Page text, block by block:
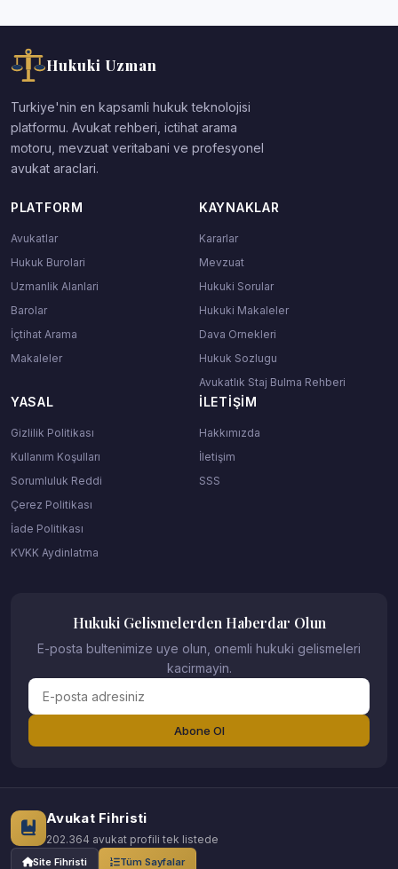
Hukuki Uzman
Turkiye'nin en kapsamli hukuk teknolojisi
platformu. Avukat rehberi, ictihat arama
motoru, mevzuat veritabani ve profesyonel
avukat araclari.
PLATFORM
Avukatlar
Hukuk Burolari
Uzmanlik Alanlari
Barolar
İçtihat Arama
Makaleler
KAYNAKLAR
Kararlar
Mevzuat
Hukuki Sorular
Hukuki Makaleler
Dava Ornekleri
Hukuk Sozlugu
Avukatlık Staj Bulma Rehberi
YASAL
Gizlilik Politikası
Kullanım Koşulları
Sorumluluk Reddi
Çerez Politikası
İade Politikası
KVKK Aydinlatma
İLETIŞIM
Hakkımızda
İletişim
SSS
Hukuki Gelismelerden Haberdar Olun
E-posta bultenimize uye olun, onemli hukuki gelismeleri
kacirmayin.
Abone Ol
Avukat Fihristi
202.364 avukat profili tek listede
Site Fihristi Tüm Sayfalar